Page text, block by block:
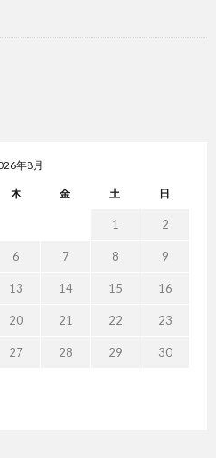
年8月
木 金 土 日
1 2
6 7 8 9
13 14 15 16
20 21 22 23
27 28 29 30